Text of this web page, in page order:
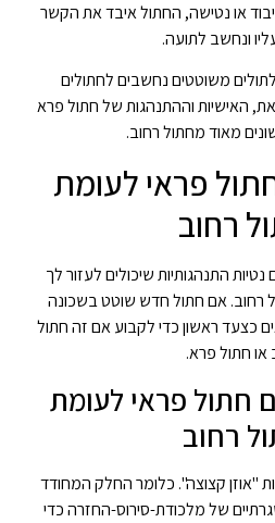
או נטישה, החתול איבד את הקשר
ונחשב לתועה.
משוטטים נחשבים לחתולים
האישיות וההתנהגות של חתול פרא
מאוד מחתול רחוב.
פראי לעומת
רחוב
נטיות התנהגותיות שיכולים לעזור לך
רחוב. אם חתול חדש שוטט בשכונה
כצעד ראשון כדי לקבוע אם זה חתול
או חתול פרא.
חתול פראי לעומת
רחוב
"אוזן קצוצה". כלומר החלק המחודד
של מלכודת-סירוס-החזרה כדי